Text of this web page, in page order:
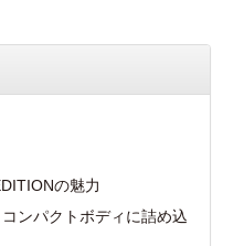
の魅力
ンパクトボディに詰め込